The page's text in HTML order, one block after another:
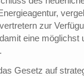
zur
eine
Gesetz auf